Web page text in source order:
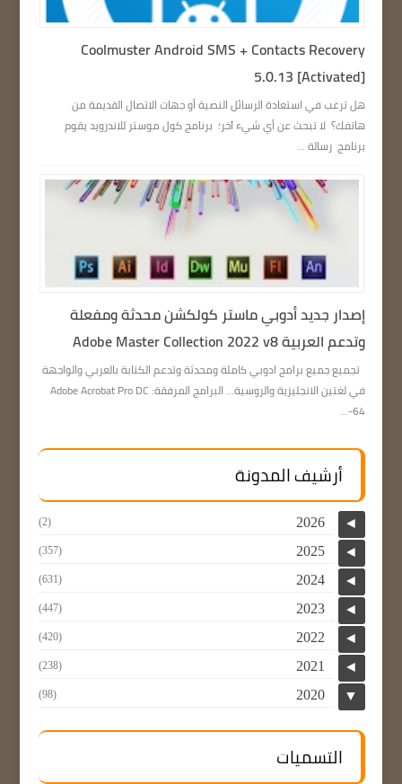
Coolmuster Android SMS + Contacts Recovery
5.0.13 [Activated]
هل ترغب في استعادة الرسائل النصية أو جهات الاتصال القديمة من
هاتفك؟ لا تبحث عن أي شيء آخر؛ برنامج كول موستر للاندرويد يقوم
برنامج رسالة ...
إصدار جديد أدوبي ماستر كولكشن محدثة ومفعلة
وتدعم العربية Adobe Master Collection 2022 v8
تجميع جميع برامج ادوبي كاملة ومحدثة وتدعم الكتابة بالعربي والواجهة
في لغتين الانجليزية والروسية… البرامج المرفقة: Adobe Acrobat Pro DC
64-...
أرشيف المدونة
◄
2026
(2)
◄
2025
(357)
◄
2024
(631)
◄
2023
(447)
◄
2022
(420)
◄
2021
(238)
▼
2020
(98)
التسميات